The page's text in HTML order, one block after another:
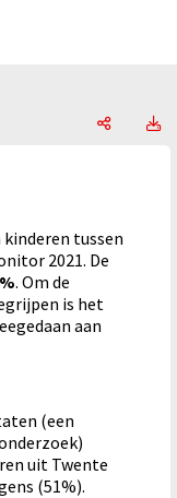
Over
kinderen tussen
2021. De
. Om de
is het
aan
(een
uit Twente
(51%).